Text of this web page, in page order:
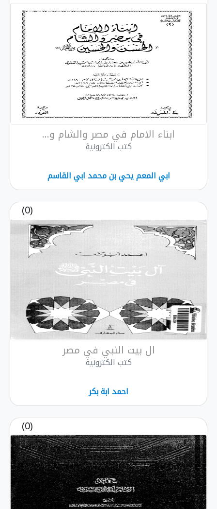
ابناء الامام في مصر والشام و...
كتب الكترونية
ابي المعم يحي بن محمد ابي القاسم
(0)
ال بيت النبي في مصر
كتب الكترونية
احمد ابة بكر
(0)